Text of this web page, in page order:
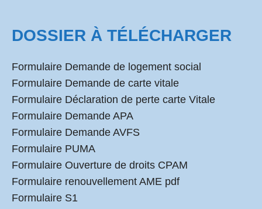
DOSSIER À TÉLÉCHARGER
Formulaire Demande de logement social
Formulaire Demande de carte vitale
Formulaire Déclaration de perte carte Vitale
Formulaire Demande APA
Formulaire Demande AVFS
Formulaire PUMA
Formulaire Ouverture de droits CPAM
Formulaire renouvellement AME pdf
Formulaire S1